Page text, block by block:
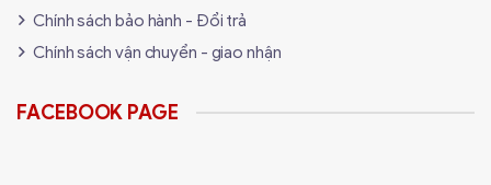
Chính sách bảo hành - Đổi trả
Chính sách vận chuyển - giao nhận
FACEBOOK PAGE